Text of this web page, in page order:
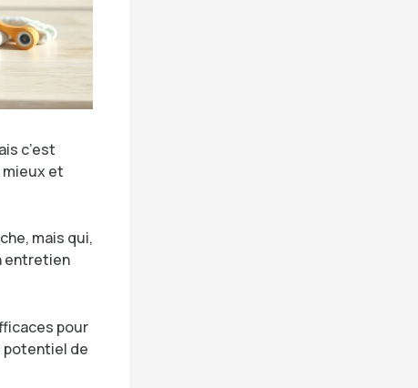
c’est
et
mais qui,
entretien
pour
potentiel de